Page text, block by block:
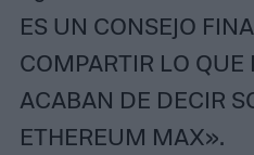
ES UN CONSEJO
COMPARTIR LO
ACABAN DE DECIR
ETHEREUM MAX».